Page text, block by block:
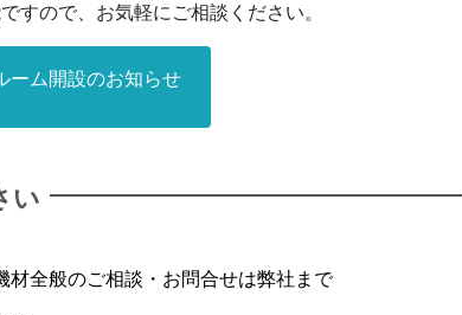
すので、お気軽にご相談ください。
ーム開設のお知らせ
い
材全般のご相談・お問合せは弊社まで